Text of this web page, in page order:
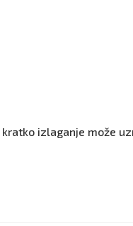
izlaganje može